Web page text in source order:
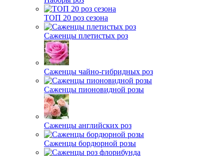
ТОП 20 роз сезона
Саженцы плетистых роз
Саженцы чайно-гибридных роз
Саженцы пионовидной розы
Саженцы английских роз
Саженцы бордюрной розы